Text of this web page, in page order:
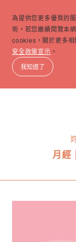
為提供您更多優質的
術。若您繼續閱覽本
cookies，關於更多相
安全政策宣示 。
我知道了
月經